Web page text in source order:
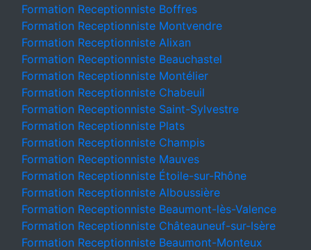
Formation Receptionniste Boffres
Formation Receptionniste Montvendre
Formation Receptionniste Alixan
Formation Receptionniste Beauchastel
Formation Receptionniste Montélier
Formation Receptionniste Chabeuil
Formation Receptionniste Saint-Sylvestre
Formation Receptionniste Plats
Formation Receptionniste Champis
Formation Receptionniste Mauves
Formation Receptionniste Étoile-sur-Rhône
Formation Receptionniste Alboussière
Formation Receptionniste Beaumont-lès-Valence
Formation Receptionniste Châteauneuf-sur-Isère
Formation Receptionniste Beaumont-Monteux